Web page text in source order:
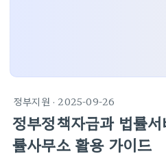
정부지원 · 2025-09-26
정부정책자금과 법률
률사무소 활용 가이드